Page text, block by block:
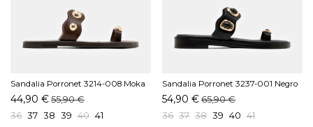
Sandalia Porronet 3214-008 Moka
44,90 €55,90 €
36 37 38 39 40 41
Sandalia Porronet 3237-001 Negro
54,90 € 65,90 €
36 37 38 39 40 41